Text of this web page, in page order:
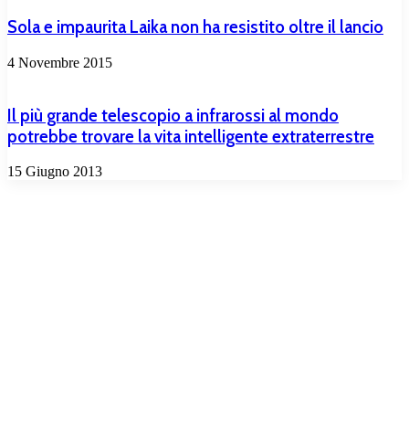
Sola e impaurita Laika non ha resistito oltre il lancio
4 Novembre 2015
Il più grande telescopio a infrarossi al mondo
potrebbe trovare la vita intelligente extraterrestre
15 Giugno 2013